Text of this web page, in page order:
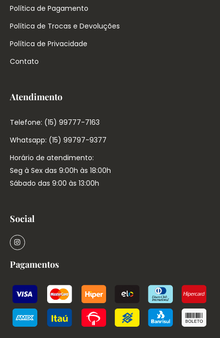
Política de Pagamento
Política de Trocas e Devoluções
Política de Privacidade
Contato
Atendimento
Telefone: (15) 99777-7163
Whatsapp: (15) 99797-9377
Horário de atendimento:
Seg à Sex das 9:00h às 18:00h
Sábado das 9:00 às 13:00h
Social
Pagamentos